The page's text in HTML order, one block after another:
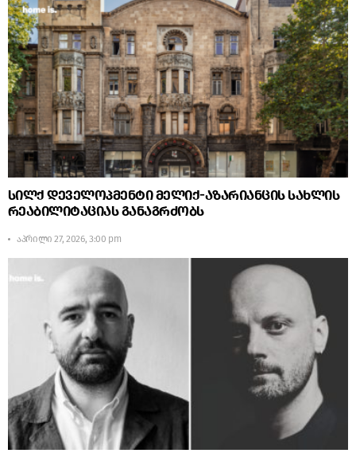
სილქ დეველოპმენტი მელიქ-აზარიანცის სახლის
რეაბილიტაციას განაგრძობს
აპრილი 27, 2026, 3:00 pm